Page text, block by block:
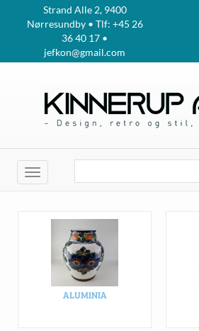
Strand Alle 2, 9400
Nørresundby • Tlf: +45 26
36 40 17 •
jefkon@gmail.com
Toggle
navigation
ALUMINIA